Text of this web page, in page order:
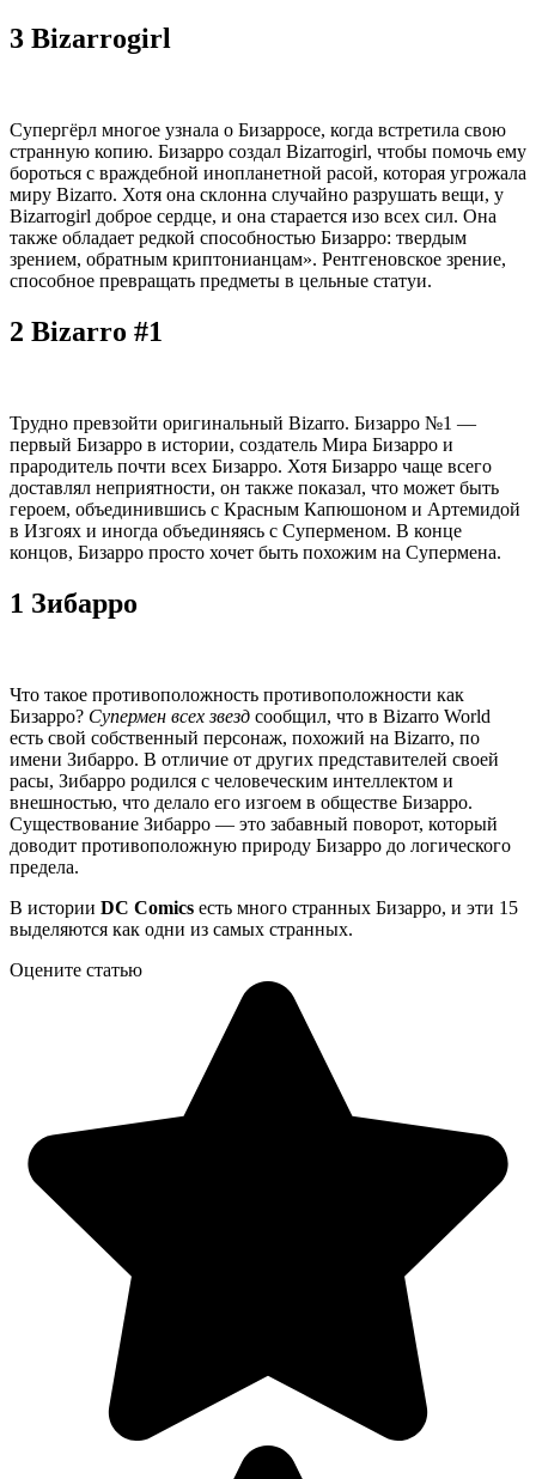
3 Bizarrogirl
Супергёрл многое узнала о Бизарросе, когда встретила свою
странную копию. Бизарро создал Bizarrogirl, чтобы помочь ему
бороться с враждебной инопланетной расой, которая угрожала
миру Bizarro. Хотя она склонна случайно разрушать вещи, у
Bizarrogirl доброе сердце, и она старается изо всех сил. Она
также обладает редкой способностью Бизарро: твердым
зрением, обратным криптонианцам». Рентгеновское зрение,
способное превращать предметы в цельные статуи.
2 Bizarro #1
Трудно превзойти оригинальный Bizarro. Бизарро №1 —
первый Бизарро в истории, создатель Мира Бизарро и
прародитель почти всех Бизарро. Хотя Бизарро чаще всего
доставлял неприятности, он также показал, что может быть
героем, объединившись с Красным Капюшоном и Артемидой
в Изгоях и иногда объединяясь с Суперменом. В конце
концов, Бизарро просто хочет быть похожим на Супермена.
1 Зибарро
Что такое противоположность противоположности как
Бизарро? Супермен всех звезд сообщил, что в Bizarro World
есть свой собственный персонаж, похожий на Bizarro, по
имени Зибарро. В отличие от других представителей своей
расы, Зибарро родился с человеческим интеллектом и
внешностью, что делало его изгоем в обществе Бизарро.
Существование Зибарро — это забавный поворот, который
доводит противоположную природу Бизарро до логического
предела.
В истории DC Comics есть много странных Бизарро, и эти 15
выделяются как одни из самых странных.
Оцените статью